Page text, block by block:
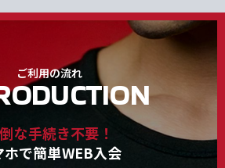
ご利用の流れ
な手続き不要！
ホで簡単WEB入会